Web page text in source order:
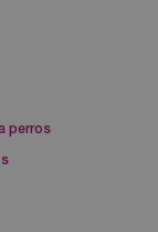
perros